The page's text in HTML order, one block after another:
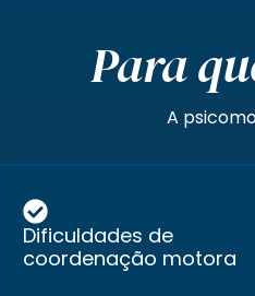
Para
A
Dificuldades de
coordenação motora